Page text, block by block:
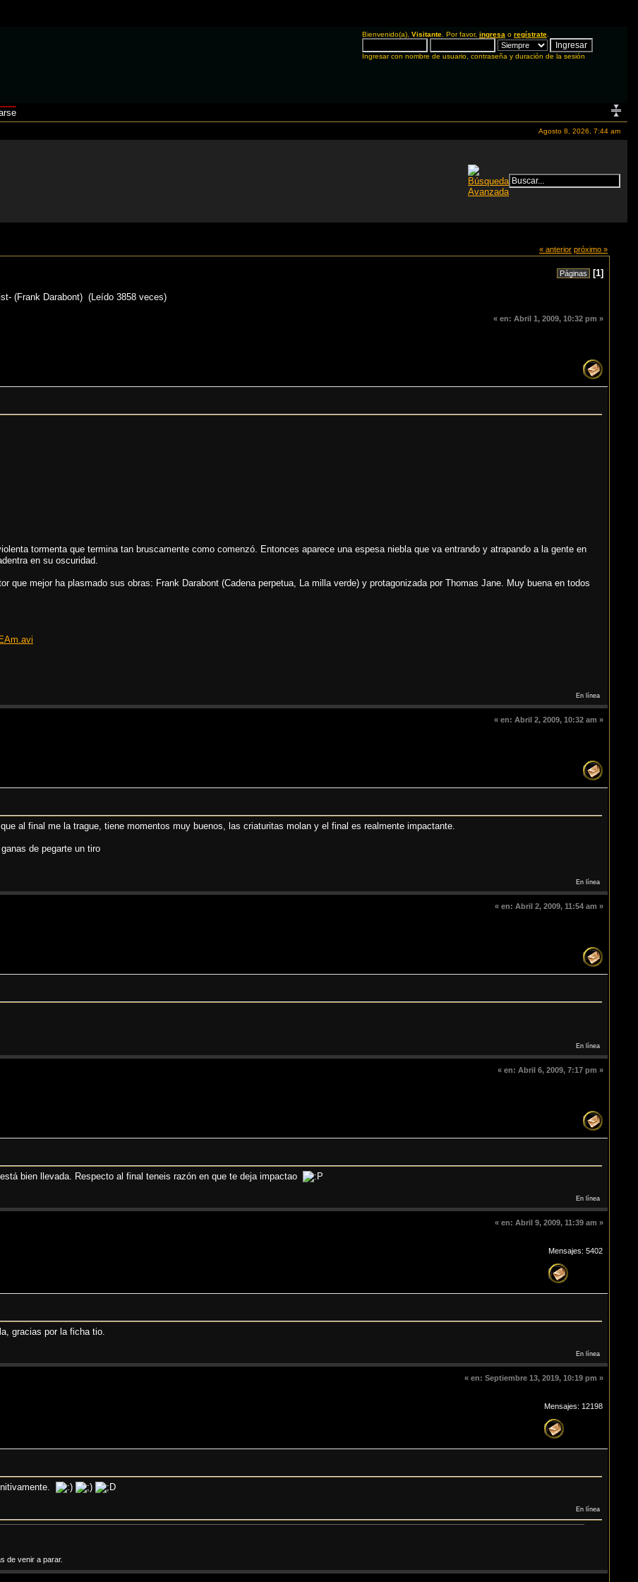
Bienvenido(a), Visitante . Por favor, ingresa o regístrate
Ingresar con nombre de usuario, contraseña y duración de la sesión
Agosto 8, 2026, 7:44 am
« anterior próximo »
Páginas [1]
(Frank Darabont) (Leído 3858 veces)
« en: Abril 1, 2009, 10:32 pm »
tormenta que termina tan bruscamente como comenzó. Entonces aparece una espesa niebla que va entrando y atrapando a la gente en
en su oscuridad.
que mejor ha plasmado sus obras: Frank Darabont (Cadena perpetua, La milla verde) y protagonizada por Thomas Jane. Muy buena en todos
En línea
« en: Abril 2, 2009, 10:32 am »
al final me la trague, tiene momentos muy buenos, las criaturitas molan y el final es realmente impactante.
de pegarte un tiro
En línea
« en: Abril 2, 2009, 11:54 am »
En línea
« en: Abril 6, 2009, 7:17 pm »
bien llevada. Respecto al final teneis razón en que te deja impactao
En línea
« en: Abril 9, 2009, 11:39 am »
Mensajes: 5402
gracias por la ficha tio.
En línea
« en: Septiembre 13, 2019, 10:19 pm »
Mensajes: 12198
En línea
de venir a parar.